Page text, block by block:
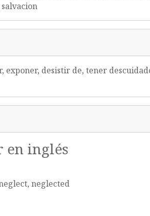
desistir de, tener
en inglés
neglected